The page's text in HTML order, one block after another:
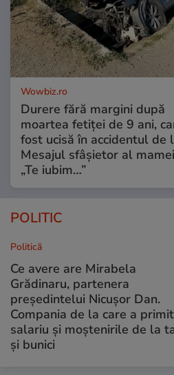
Wowbiz.ro
Durere fără margini după
moartea fetiței de 9 ani,
fost ucisă în accidentul de
Mesajul sfâșietor al
„Te iubim…”
POLITIC
Politică
Ce avere are Mirabela
Grădinaru, partenera
președintelui Nicușor Dan.
Compania de la care a primit
salariu și moștenirile de la
și bunici